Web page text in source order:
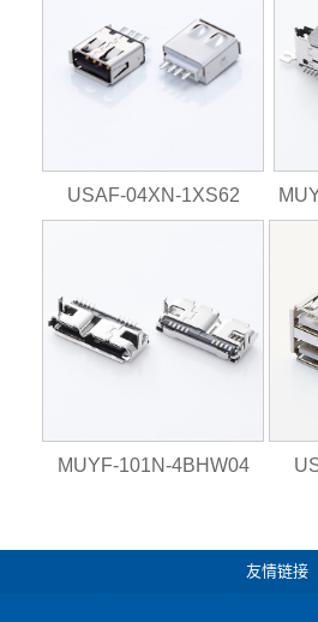
USAF-04XN-1XS62
MUYF-101N-4BHW04
友情链接